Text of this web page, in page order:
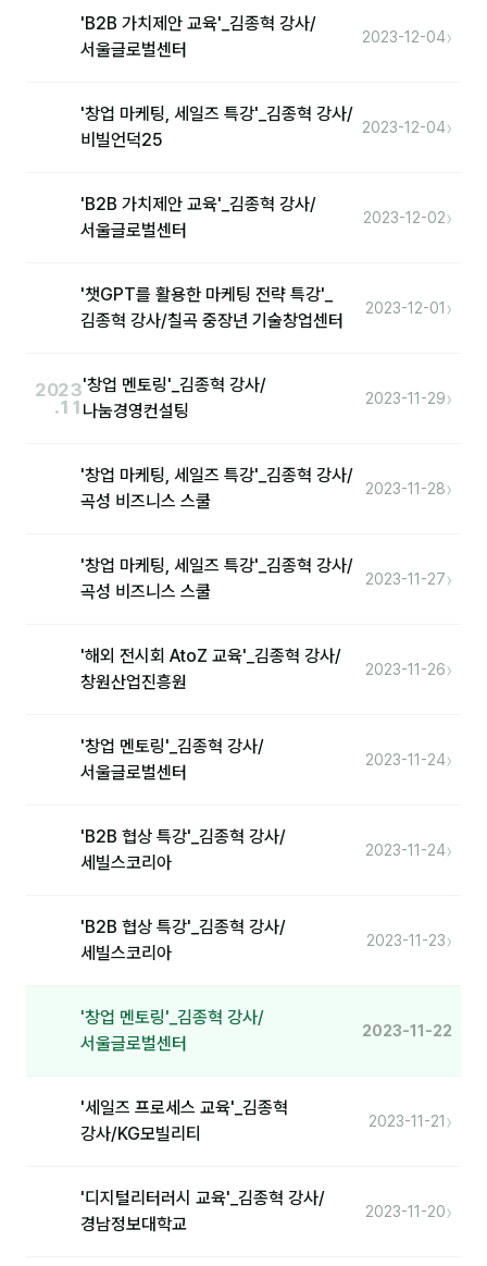
재무·계약
용어사전
트렌드 리포트
문서자료실
1:1 문의
자주 묻는 질문
'B2B 가치제안 교육'_김종혁 강사/
서울글로벌센터
2023-12-04›
'창업 마케팅, 세일즈 특강'_김종혁 강사/
비빌언덕25
2023-12-04›
'B2B 가치제안 교육'_김종혁 강사/
서울글로벌센터
2023-12-02›
'챗GPT를 활용한 마케팅 전략 특강'_
김종혁 강사/칠곡 중장년 기술창업센터
2023-12-01 ›
2023
.11
'창업 멘토링'_김종혁 강사/
나눔경영컨설팅
2023-11-29›
'창업 마케팅, 세일즈 특강'_김종혁 강사/
곡성 비즈니스 스쿨
2023-11-28›
'창업 마케팅, 세일즈 특강'_김종혁 강사/
곡성 비즈니스 스쿨
2023-11-27›
'해외 전시회 AtoZ 교육'_김종혁 강사/
창원산업진흥원
2023-11-26›
'창업 멘토링'_김종혁 강사/
서울글로벌센터
2023-11-24›
'B2B 협상 특강'_김종혁 강사/
세빌스코리아
2023-11-24›
'B2B 협상 특강'_김종혁 강사/
세빌스코리아
2023-11-23›
'창업 멘토링'_김종혁 강사/
서울글로벌센터
2023-11-22
'세일즈 프로세스 교육'_김종혁
강사/KG모빌리티
2023-11-21 ›
'디지털리터러시 교육'_김종혁 강사/
경남정보대학교
2023-11-20›